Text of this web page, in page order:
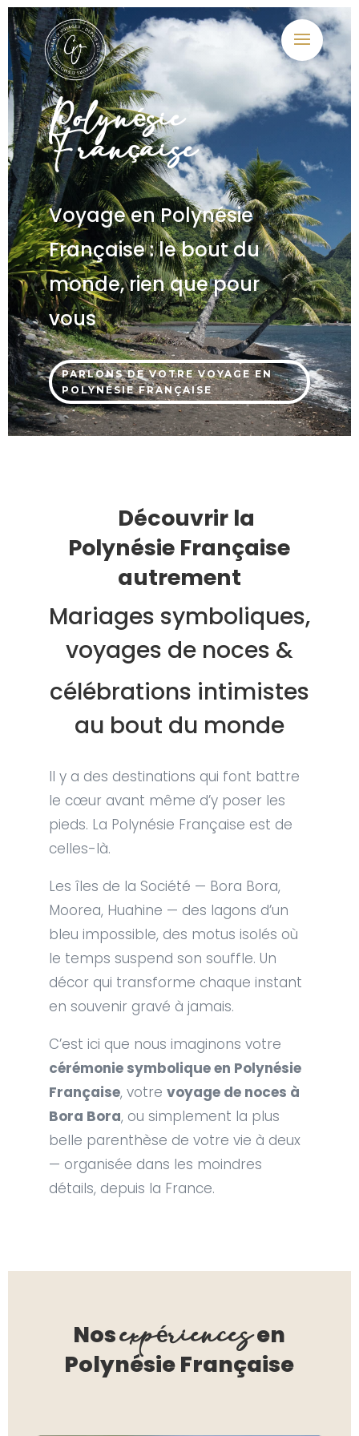
Polynésie
Française
Voyage en Polynésie
Française : le bout du
monde, rien que pour
vous
PARLONS DE VOTRE VOYAGE EN
POLYNÉSIE FRANÇAISE
Découvrir la
Polynésie Française
autrement
Mariages symboliques,
voyages de noces &
célébrations intimistes
au bout du monde
Il y a des destinations qui font battre
le cœur avant même d’y poser les
pieds. La Polynésie Française est de
celles-là.
Les îles de la Société — Bora Bora,
Moorea, Huahine — des lagons d’un
bleu impossible, des motus isolés où
le temps suspend son souffle. Un
décor qui transforme chaque instant
en souvenir gravé à jamais.
C’est ici que nous imaginons votre
cérémonie symbolique en Polynésie
Française, votre voyage de noces à
Bora Bora, ou simplement la plus
belle parenthèse de votre vie à deux
— organisée dans les moindres
détails, depuis la France.
Nosexpériencesen
Polynésie Française